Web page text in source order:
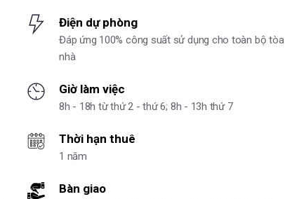
Điện dự phòng
Đáp ứng 100% công suất sử dụng cho toàn bộ tòa
nhà
Giờ làm việc
8h - 18h từ thứ 2 - thứ 6; 8h - 13h thứ 7
Thời hạn thuê
1 năm
Bàn giao